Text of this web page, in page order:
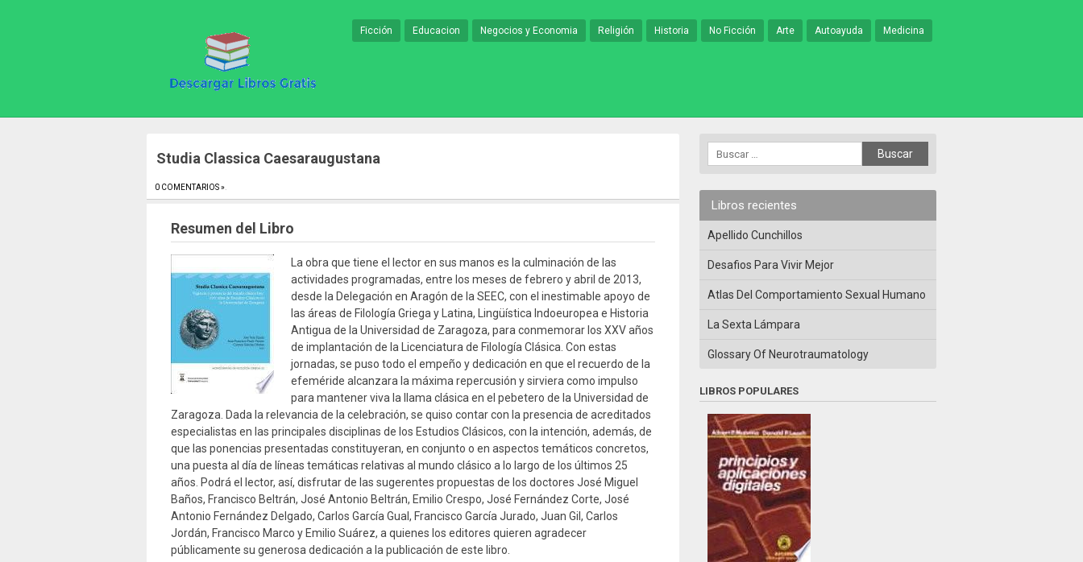
Ficción Educacion Negocios y Economia Religión Historia No Ficción Arte Autoayuda Medicina
Studia Classica Caesaraugustana
0 COMENTARIOS »
Resumen del Libro
La obra que tiene el lector en sus manos es la culminación de las
actividades programadas, entre los meses de febrero y abril de 2013,
desde la Delegación en Aragón de la SEEC, con el inestimable apoyo de
las áreas de Filología Griega y Latina, Lingüística Indoeuropea e Historia
Antigua de la Universidad de Zaragoza, para conmemorar los XXV años
de implantación de la Licenciatura de Filología Clásica. Con estas
jornadas, se puso todo el empeño y dedicación en que el recuerdo de la
efeméride alcanzara la máxima repercusión y sirviera como impulso
para mantener viva la llama clásica en el pebetero de la Universidad de
Zaragoza. Dada la relevancia de la celebración, se quiso contar con la presencia de acreditados
especialistas en las principales disciplinas de los Estudios Clásicos, con la intención, además, de
que las ponencias presentadas constituyeran, en conjunto o en aspectos temáticos concretos,
una puesta al día de líneas temáticas relativas al mundo clásico a lo largo de los últimos 25
años. Podrá el lector, así, disfrutar de las sugerentes propuestas de los doctores José Miguel
Baños, Francisco Beltrán, José Antonio Beltrán, Emilio Crespo, José Fernández Corte, José
Antonio Fernández Delgado, Carlos García Gual, Francisco García Jurado, Juan Gil, Carlos
Jordán, Francisco Marco y Emilio Suárez, a quienes los editores quieren agradecer
públicamente su generosa dedicación a la publicación de este libro.
Libros recientes
Apellido Cunchillos
Desafios Para Vivir Mejor
Atlas Del Comportamiento Sexual Humano
La Sexta Lámpara
Glossary Of Neurotraumatology
LIBROS POPULARES